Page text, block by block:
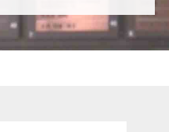
研究者の活躍応援基金>